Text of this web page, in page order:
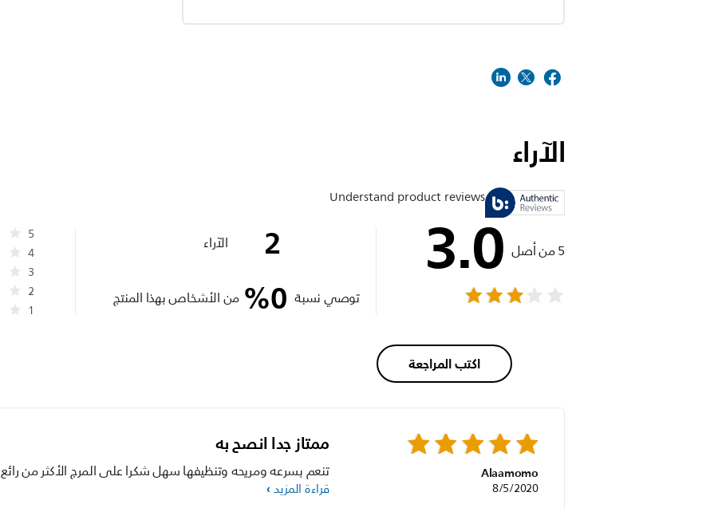
الآراء
Understand product reviews
5 من أصل 3.0
اكتب المراجعة
2 الآراء
توصي نسبة %0 من الأشخاص بهذا المنتج
5
4
3
2
1
Alaamomo
8/5/2020
ممتاز جدا انصح به
تنعم بسرعه ومريحه وتنظيفها سهل شكرا على المرج الأكثر من رائع
قراءة المزيد